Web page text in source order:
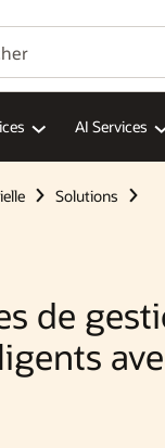
AI Services
Solutions
de